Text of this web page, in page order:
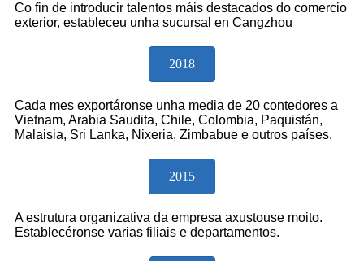
Co fin de introducir talentos máis destacados do comercio
exterior, estableceu unha sucursal en Cangzhou
2018
Cada mes exportáronse unha media de 20 contedores a
Vietnam, Arabia Saudita, Chile, Colombia, Paquistán,
Malaisia, Sri Lanka, Nixeria, Zimbabue e outros países.
2015
A estrutura organizativa da empresa axustouse moito.
Establecéronse varias filiais e departamentos.